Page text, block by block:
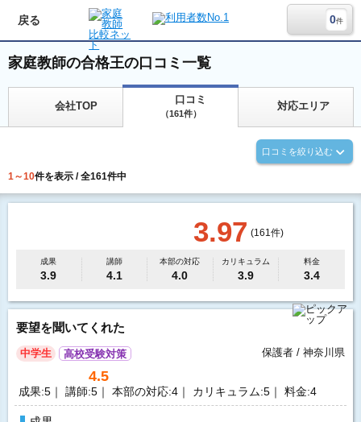
戻る 0件
家庭教師の合格王の口コミ一覧
会社TOP
口コミ
（161件）
対応エリア
口コミを絞り込む
1～10件を表示 / 全161件中
3.97 (161件)
成果
3.9
講師
4.1
本部の対応
4.0
カリキュラム
3.9
料金
3.4
要望を聞いてくれた
中学生 高校受験対策 保護者 / 神奈川県
4.5
成果:5｜ 講師:5｜ 本部の対応:4｜ カリキュラム:5｜ 料金:4